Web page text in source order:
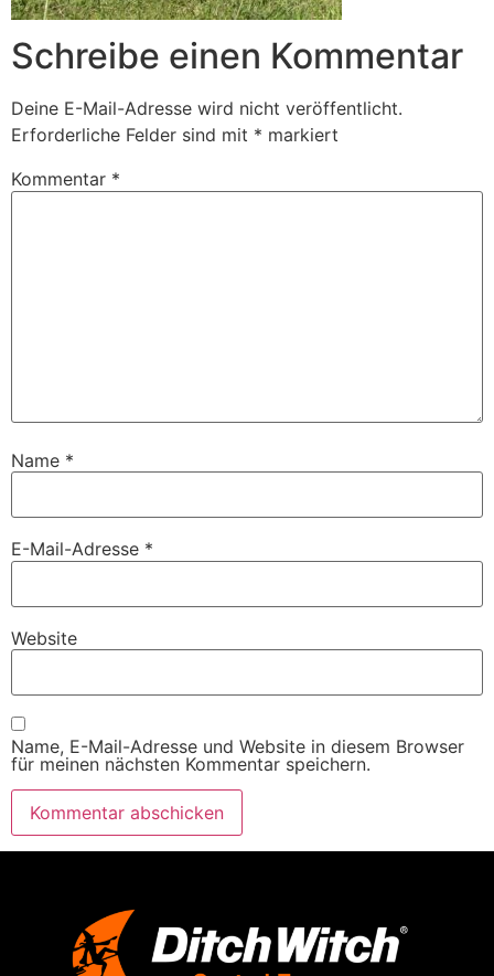
Schreibe einen Kommentar
Deine E-Mail-Adresse wird nicht veröffentlicht.
Erforderliche Felder sind mit * markiert
Kommentar *
Name *
E-Mail-Adresse *
Website
Name, E-Mail-Adresse und Website in diesem Browser
für meinen nächsten Kommentar speichern.